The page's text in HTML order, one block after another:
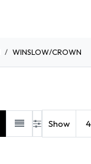
WINSLOW/CROWN
Show